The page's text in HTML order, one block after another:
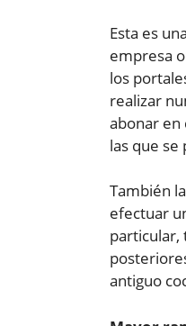
Esta es
empresa
los
realizar
abonar en
las que
También
efectuar
particular,
antiguo